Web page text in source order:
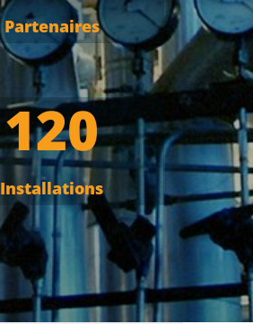
Partenaires
120
Installations